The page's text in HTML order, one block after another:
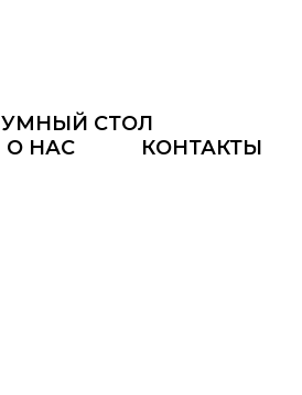
УМНЫЙ СТОЛ
О НАС КОНТАКТЫ